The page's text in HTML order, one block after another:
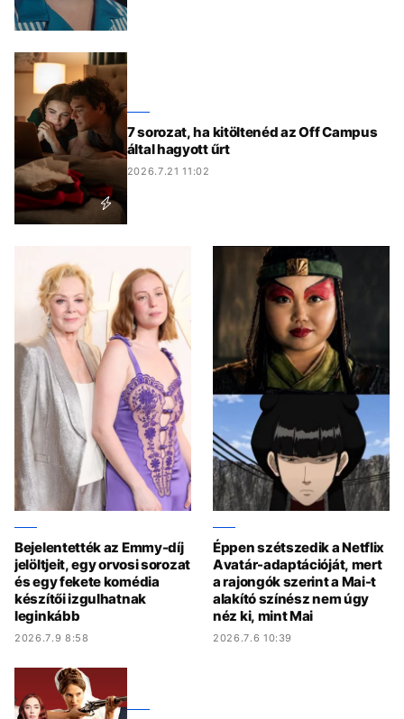
7 sorozat, ha kitöltenéd az Off Campus
által hagyott űrt
2026.7.21 11:02
Bejelentették az Emmy-díj
jelöltjeit, egy orvosi sorozat
és egy fekete komédia
készítői izgulhatnak
leginkább
2026.7.9 8:58
Éppen szétszedik a Netflix
Avatár-adaptációját, mert
a rajongók szerint a Mai-t
alakító színész nem úgy
néz ki, mint Mai
2026.7.6 10:39